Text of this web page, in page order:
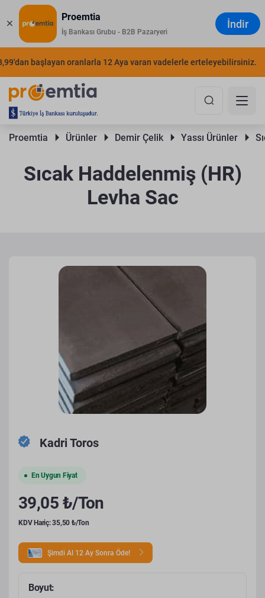
Proemtia
İş Bankası Grubu - B2B Pazaryeri
İndir
başlayan oranlarla 12 Aya varan vadelerle erteleyebilirsiniz.
Proemtia Ürünler Demir Çelik Yassı Ürünler
Sıcak Haddelenmiş (HR)
Levha Sac
Kadri Toros
En Uygun Fiyat
39,05 ₺/Ton
KDV Hariç: 35,50 ₺/Ton
Şimdi Al 12 Ay Sonra Öde!
Boyut: